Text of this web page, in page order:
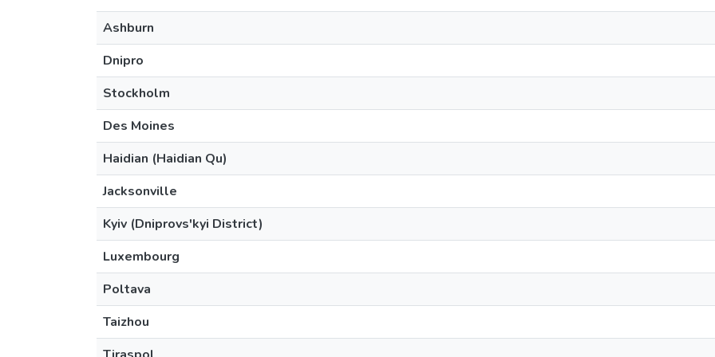
Ashburn
Dnipro
Stockholm
Des Moines
Haidian (Haidian Qu)
Jacksonville
Kyiv (Dniprovs'kyi District)
Luxembourg
Poltava
Taizhou